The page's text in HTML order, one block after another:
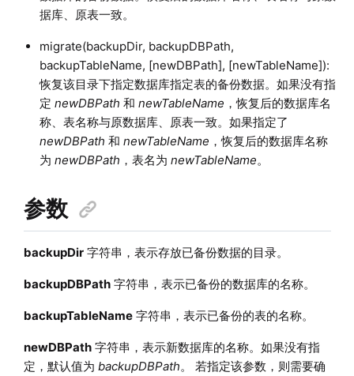
据库、原表一致。
migrate(backupDir, backupDBPath,
backupTableName, [newDBPath], [newTableName]):
恢复该目录下指定数据库指定表的备份数据。如果没有指
定 newDBPath 和 newTableName ，恢复后的数据库名
称、表名称与原数据库、原表一致。如果指定了
newDBPath 和 newTableName ，恢复后的数据库名称
为 newDBPath ，表名为 newTableName。
参数
backupDir字符串，表示存放已备份数据的目录。
backupDBPath字符串，表示已备份的数据库的名称。
backupTableName字符串，表示已备份的表的名称。
newDBPath字符串，表示新数据库的名称。如果没有指
定，默认值为 backupDBPath。 若指定该参数，则需要确